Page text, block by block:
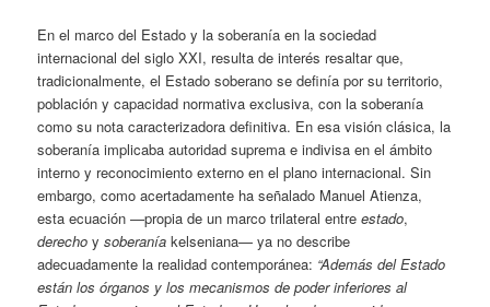
En el marco del Estado y la soberanía en la sociedad
internacional del siglo XXI, resulta de interés resaltar que,
tradicionalmente, el Estado soberano se definía por su territorio,
población y capacidad normativa exclusiva, con la soberanía
como su nota caracterizadora definitiva. En esa visión clásica, la
soberanía implicaba autoridad suprema e indivisa en el ámbito
interno y reconocimiento externo en el plano internacional. Sin
embargo, como acertadamente ha señalado Manuel Atienza,
esta ecuación —propia de un marco trilateral entreestado,
derecho ysoberanía kelseniana— ya no describe
adecuadamente la realidad contemporánea: “Además del Estado
están los órganos y los mecanismos de poder inferiores al